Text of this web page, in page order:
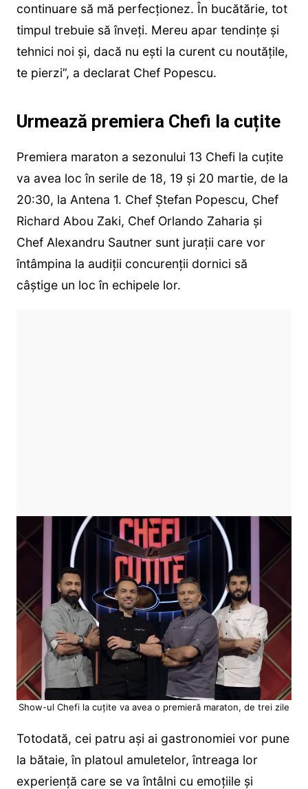
continuare să mă perfecționez. În bucătărie, tot
timpul trebuie să înveți. Mereu apar tendințe și
tehnici noi și, dacă nu ești la curent cu noutățile,
te pierzi”, a declarat Chef Popescu.
Urmează premiera Chefi la cuțite
Premiera maraton a sezonului 13 Chefi la cuțite
va avea loc în serile de 18, 19 și 20 martie, de la
20:30, la Antena 1. Chef Ștefan Popescu, Chef
Richard Abou Zaki, Chef Orlando Zaharia și
Chef Alexandru Sautner sunt jurații care vor
întâmpina la audiții concurenții dornici să
câștige un loc în echipele lor.
Show-ul Chefi la cuțite va avea o premieră maraton, de trei zile
Totodată, cei patru ași ai gastronomiei vor pune
la bătaie, în platoul amuletelor, întreaga lor
experiență care se va întâlni cu emoțiile și